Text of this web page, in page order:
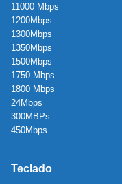
11000 Mbps
1200Mbps
1300Mbps
1350Mbps
1500Mbps
1750 Mbps
1800 Mbps
24Mbps
300MBPs
450Mbps
Teclado